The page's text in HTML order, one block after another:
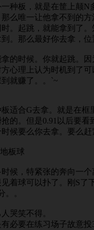
一种板，就是在筐上颠
么唯一让他拿不到的
。起跳，就能拿到了
。那么最好你去拿，位
的时候。你就起跳。
心理上认为时机到了
就赚了。。`~
板适合G去拿。就是在框
抢的。但是0.91以后要
候要么你去拿。要么赶
板球
候，特紧张的奔向一
着球可以扑了。刚S了
。。
哭笑不得。
必要在练习场子故意